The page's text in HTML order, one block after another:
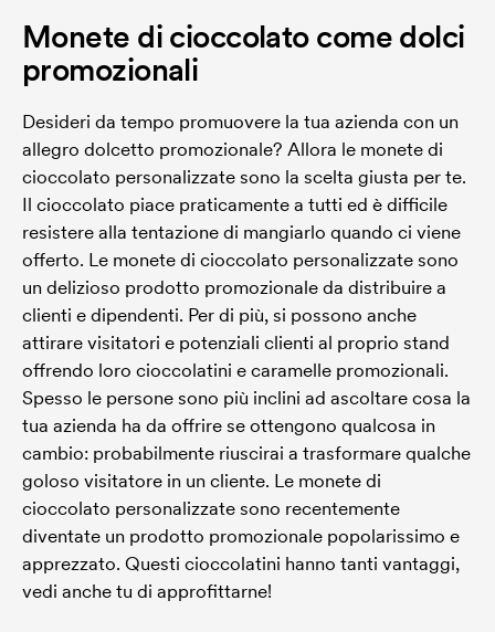
Monete di cioccolato come dolci
promozionali
Desideri da tempo promuovere la tua azienda con un
allegro dolcetto promozionale? Allora le monete di
cioccolato personalizzate sono la scelta giusta per te.
Il cioccolato piace praticamente a tutti ed è difficile
resistere alla tentazione di mangiarlo quando ci viene
offerto. Le monete di cioccolato personalizzate sono
un delizioso prodotto promozionale da distribuire a
clienti e dipendenti. Per di più, si possono anche
attirare visitatori e potenziali clienti al proprio stand
offrendo loro cioccolatini e caramelle promozionali.
Spesso le persone sono più inclini ad ascoltare cosa la
tua azienda ha da offrire se ottengono qualcosa in
cambio: probabilmente riuscirai a trasformare qualche
goloso visitatore in un cliente. Le monete di
cioccolato personalizzate sono recentemente
diventate un prodotto promozionale popolarissimo e
apprezzato. Questi cioccolatini hanno tanti vantaggi,
vedi anche tu di approfittarne!